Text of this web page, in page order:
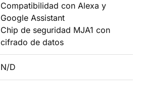
Compatibilidad con Alexa y
Google Assistant
Chip de seguridad MJA1 con
cifrado de datos
N/D